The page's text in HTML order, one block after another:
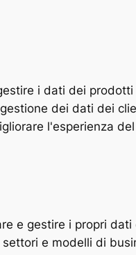
i dati dei prodotti
dei dati dei
l'esperienza
e gestire i propri
e modelli di